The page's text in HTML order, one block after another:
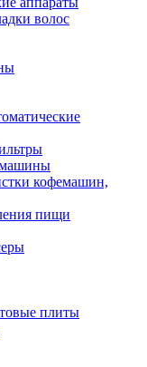
волос
кофемашин,
пищи
плиты